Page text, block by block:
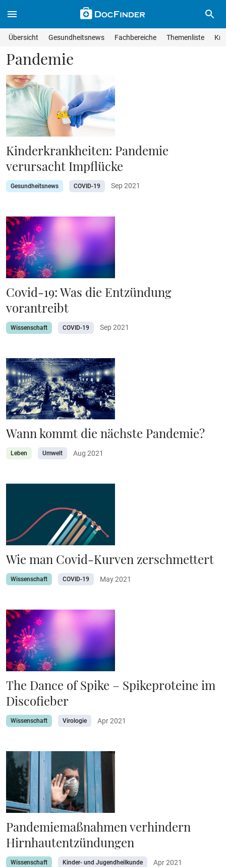
Übersicht Gesundheitsnews Fachbereiche ThemenlisteSuche
Pandemie
Kinderkrankheiten: Pandemie
verursacht Impflücke
Gesundheitsnews COVID-19 Sep 2021
Covid-19: Was die Entzündung
vorantreibt
Wissenschaft COVID-19 Sep 2021
Wann kommt die nächste Pandemie?
Leben Umwelt Aug 2021
Wie man Covid-Kurven zerschmettert
Wissenschaft COVID-19 May 2021
The Dance of Spike – Spikeproteine im
Discofieber
Wissenschaft Virologie Apr 2021
Pandemiemaßnahmen verhindern
Hirnhautentzündungen
Wissenschaft Kinder- und Jugendheilkunde Apr 2021